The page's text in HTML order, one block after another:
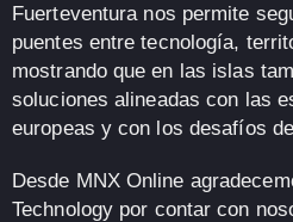
Fuerteventura nos permite
puentes entre tecnología,
mostrando que en las islas
soluciones alineadas con las
europeas y con los desafíos
Desde MNX Online
Technology por contar con